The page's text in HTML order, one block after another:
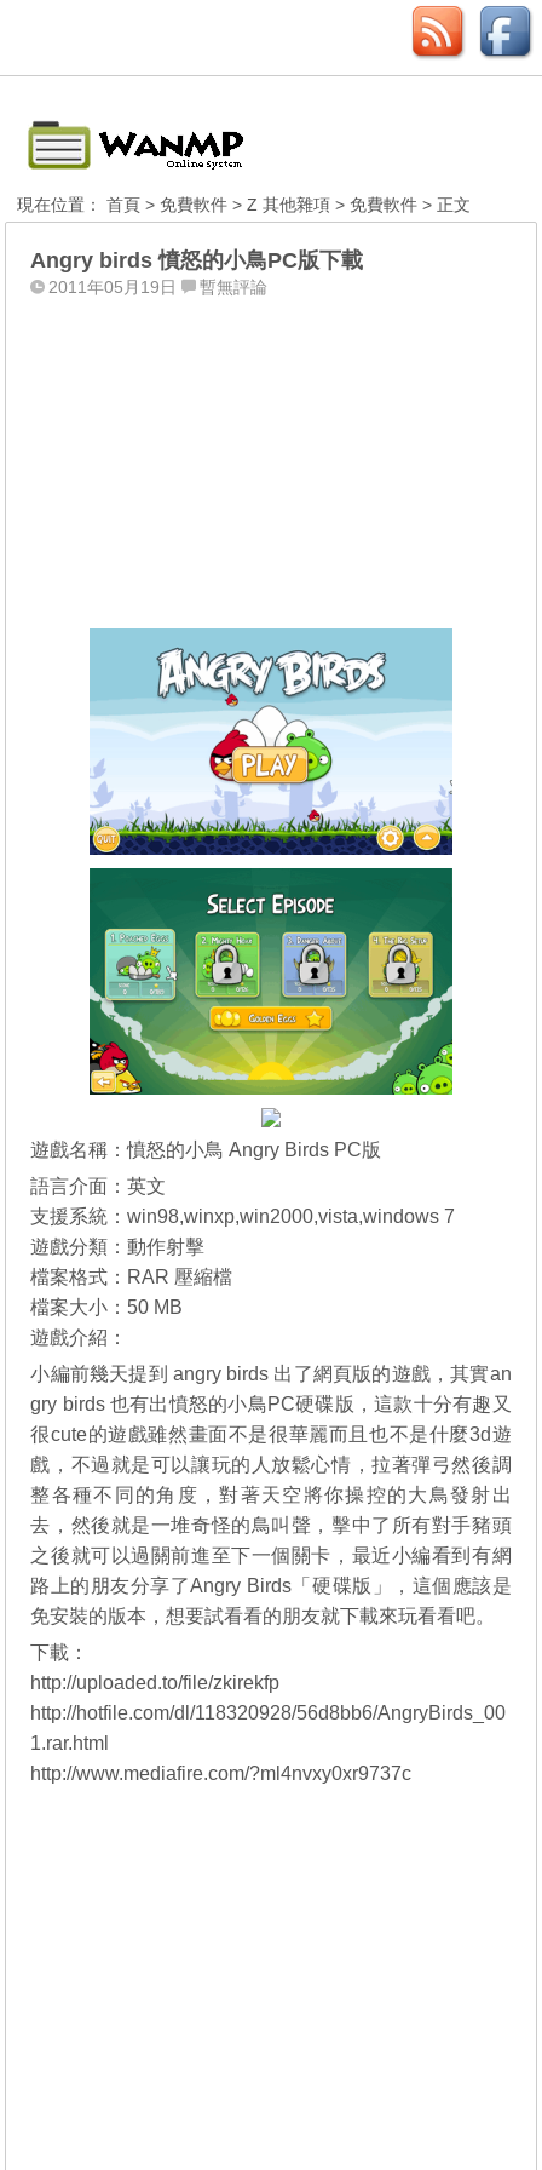
現在位置：首頁 >免費軟件 >Z 其他雜項 >免費軟件 > 正文
Angry birds 憤怒的小鳥PC版下載
2011年05月19日 暫無評論
遊戲名稱：憤怒的小鳥 Angry Birds PC版
語言介面：英文
支援系統：win98,winxp,win2000,vista,windows 7
遊戲分類：動作射擊
檔案格式：RAR 壓縮檔
檔案大小：50 MB
遊戲介紹：
小編前幾天提到 angry birds 出了網頁版的遊戲，其實an
gry birds 也有出憤怒的小鳥PC硬碟版，這款十分有趣又
很cute的遊戲雖然畫面不是很華麗而且也不是什麼3d遊
戲，不過就是可以讓玩的人放鬆心情，拉著彈弓然後調
整各種不同的角度，對著天空將你操控的大鳥發射出
去，然後就是一堆奇怪的鳥叫聲，擊中了所有對手豬頭
之後就可以過關前進至下一個關卡，最近小編看到有網
路上的朋友分享了Angry Birds「硬碟版」，這個應該是
免安裝的版本，想要試看看的朋友就下載來玩看看吧。
下載：
http://uploaded.to/file/zkirekfp
http://hotfile.com/dl/118320928/56d8bb6/AngryBirds_00
1.rar.html
http://www.mediafire.com/?ml4nvxy0xr9737c